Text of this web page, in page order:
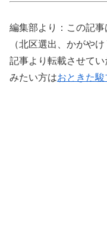
編集部より：この記
（北区選出、かがや
記事より転載させて
みたい方はおときた駿